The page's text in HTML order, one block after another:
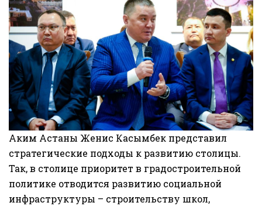
Аким Астаны Женис Касымбек представил
стратегические подходы к развитию столицы.
Так, в столице приоритет в градостроительной
политике отводится развитию социальной
инфраструктуры – строительству школ,